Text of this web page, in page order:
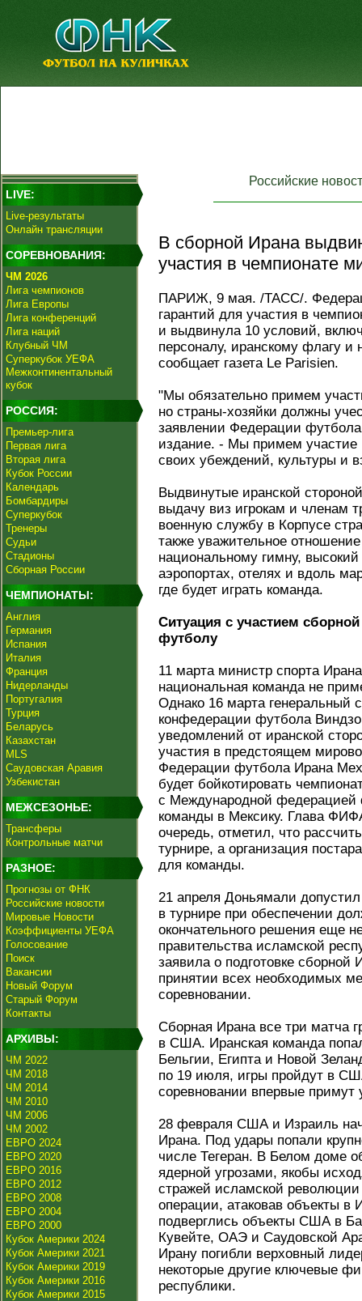
LIVE:
Live-результаты
Онлайн трансляции
СОРЕВНОВАНИЯ:
ЧМ 2026
Лига чемпионов
Лига Европы
Лига конференций
Лига наций
Клубный ЧМ
Суперкубок УЕФА
Межконтинентальный
кубок
РОССИЯ:
Премьер-лига
Первая лига
Вторая лига
Кубок России
Календарь
Бомбардиры
Суперкубок
Тренеры
Судьи
Стадионы
Сборная России
ЧЕМПИОНАТЫ:
Англия
Германия
Испания
Италия
Франция
Нидерланды
Португалия
Турция
Беларусь
Казахстан
MLS
Саудовская Аравия
Узбекистан
МЕЖСЕЗОНЬЕ:
Трансферы
Контрольные матчи
РАЗНОЕ:
Прогнозы от ФНК
Российские новости
Мировые Новости
Коэффициенты УЕФА
Голосование
Поиск
Вакансии
Новый Форум
Старый Форум
Контакты
АРХИВЫ:
ЧМ 2022
ЧМ 2018
ЧМ 2014
ЧМ 2010
ЧМ 2006
ЧМ 2002
ЕВРО 2024
ЕВРО 2020
ЕВРО 2016
ЕВРО 2012
ЕВРО 2008
ЕВРО 2004
ЕВРО 2000
Кубок Америки 2024
Кубок Америки 2021
Кубок Америки 2019
Кубок Америки 2016
Кубок Америки 2015
Российские
В сборной Ирана
участия в чемпионате
ПАРИЖ, 9 мая. /ТАСС/.
гарантий для участия в
и выдвинула 10 условий,
персоналу, иранскому флагу
сообщает газета Le Parisien.
"Мы обязательно примем
но страны-хозяйки должны
заявлении Федерации
издание. - Мы примем участие
своих убеждений, культуры и
Выдвинутые иранской
выдачу виз игрокам и членам
военную службу в Корпусе
также уважительное
национальному гимну,
аэропортах, отелях и вдоль
где будет играть команда.
Ситуация с участием
футболу
11 марта министр спорта
национальная команда не
Однако 16 марта генеральный
конфедерации футбола
уведомлений от иранской
участия в предстоящем
Федерации футбола Ирана
будет бойкотировать
с Международной
команды в Мексику. Глава
очередь, отметил, что
турнире, а организация
для команды.
21 апреля Доньямали
в турнире при обеспечении
окончательного решения еще
правительства исламской
заявила о подготовке
принятии всех необходимых
соревновании.
Сборная Ирана все три матча
в США. Иранская команда
Бельгии, Египта и Новой
по 19 июля, игры пройдут в
соревновании впервые примут
28 февраля США и Израиль
Ирана. Под удары попали
числе Тегеран. В Белом доме
ядерной угрозами, якобы
стражей исламской
операции, атаковав объекты в
подверглись объекты США в
Кувейте, ОАЭ и Саудовской
Ирану погибли верховный
некоторые другие ключевые
республики.